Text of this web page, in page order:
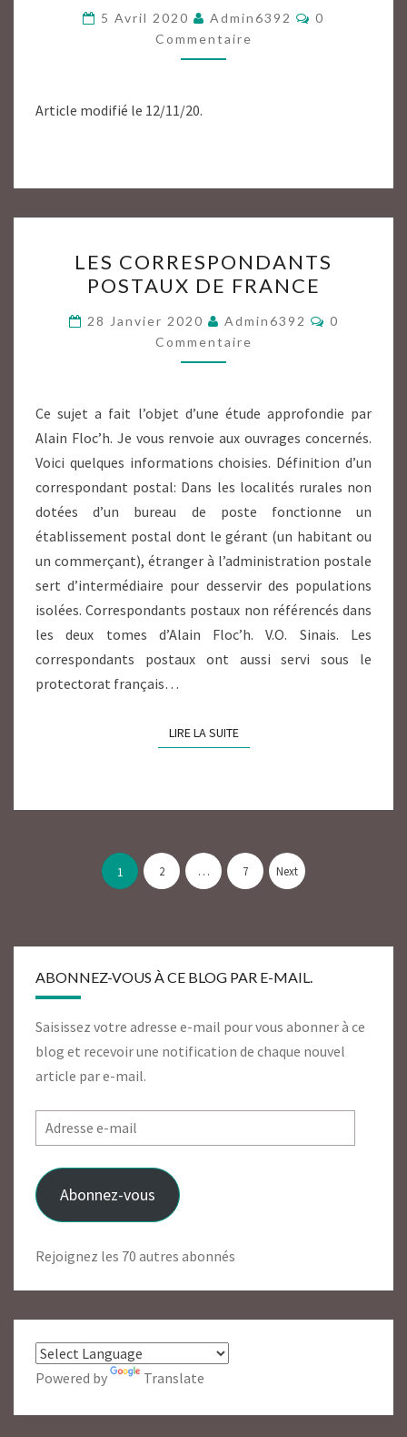
SUD-
VIÊT-
NAM
5 Avril 2020 Admin6392
0
Commentaire
Article modifié le 12/11/20.
CORRESPONDANTS
POSTAUX
DE
FRANCE
LES CORRESPONDANTS
POSTAUX DE FRANCE
28 Janvier 2020 Admin6392
0
Commentaire
Ce sujet a fait l’objet d’une étude approfondie par
Alain Floc’h. Je vous renvoie aux ouvrages concernés.
Voici quelques informations choisies. Définition d’un
correspondant postal: Dans les localités rurales non
dotées d’un bureau de poste fonctionne un
établissement postal dont le gérant (un habitant ou
un commerçant), étranger à l’administration postale
sert d’intermédiaire pour desservir des populations
isolées. Correspondants postaux non référencés dans
les deux tomes d’Alain Floc’h. V.O. Sinais. Les
correspondants postaux ont aussi servi sous le
protectorat français…
LIRE LA SUITELIRE LA SUITE
Pagination
des
publications
1 2 … 7 Next
ABONNEZ-VOUS À CE BLOG PAR E-MAIL.
Saisissez votre adresse e-mail pour vous abonner à ce
blog et recevoir une notification de chaque nouvel
article par e-mail.
Adresse
e-
mail
Abonnez-vous
Rejoignez les 70 autres abonnés
Powered by Translate